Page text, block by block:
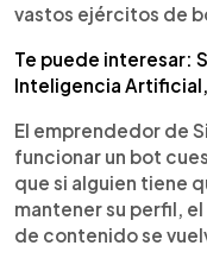
vastos ejércitos de
Te puede interesar:
Inteligencia Artificial,
El emprendedor de
funcionar un bot
que si alguien tiene
mantener su perfil,
de contenido se